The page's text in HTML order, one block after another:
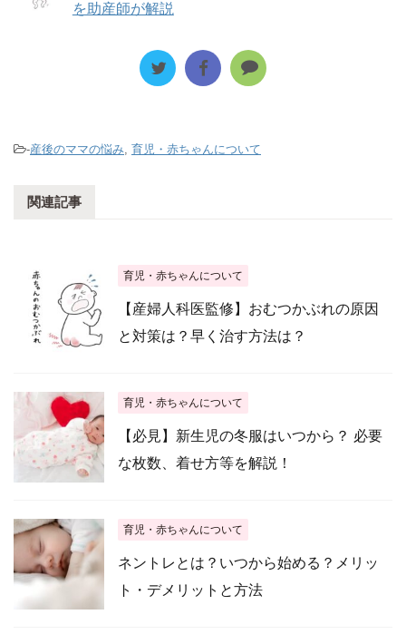
を助産師が解説
-産後のママの悩み 育児・赤ちゃんについて
関連記事
育児・赤ちゃんについて
【産婦人科医監修】おむつかぶれの原因
と対策は？早く治す方法は？
育児・赤ちゃんについて
【必見】新生児の冬服はいつから？ 必要
な枚数、着せ方等を解説！
育児・赤ちゃんについて
ネントレとは？いつから始める？メリッ
ト・デメリットと方法